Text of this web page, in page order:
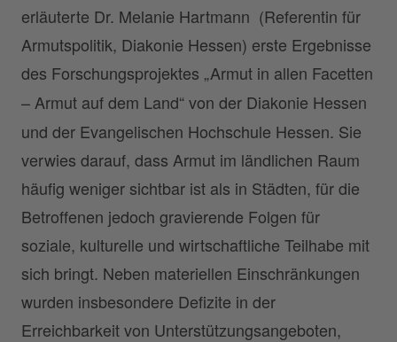
erläuterte Dr. Melanie Hartmann (Referentin für
Armutspolitik, Diakonie Hessen) erste Ergebnisse
des Forschungsprojektes „Armut in allen Facetten
– Armut auf dem Land“ von der Diakonie Hessen
und der Evangelischen Hochschule Hessen. Sie
verwies darauf, dass Armut im ländlichen Raum
häufig weniger sichtbar ist als in Städten, für die
Betroffenen jedoch gravierende Folgen für
soziale, kulturelle und wirtschaftliche Teilhabe mit
sich bringt. Neben materiellen Einschränkungen
wurden insbesondere Defizite in der
Erreichbarkeit von Unterstützungsangeboten,